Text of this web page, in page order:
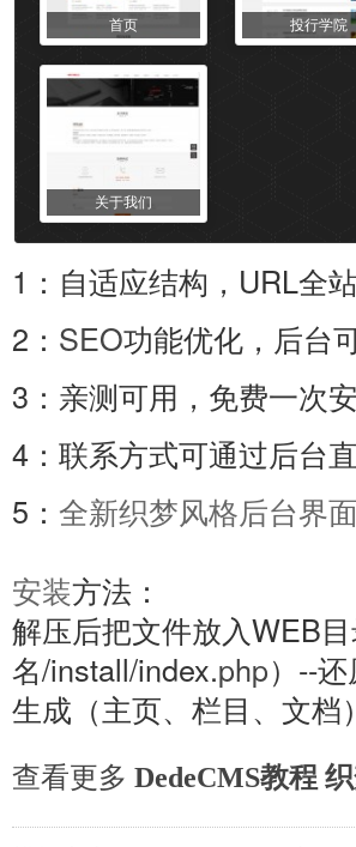
首页 投行学院
关于我们
1：自适应结构，URL全
2： SEO功能优化，后台
3：亲测可用，免费一次
4：联系方式可通过后台
5： 全新织梦风格后台界面
安装方法：
解压后把文件放入WEB
名/install/index.php）--
生成（主页、栏目、文档
查看更多 DedeCMS教程